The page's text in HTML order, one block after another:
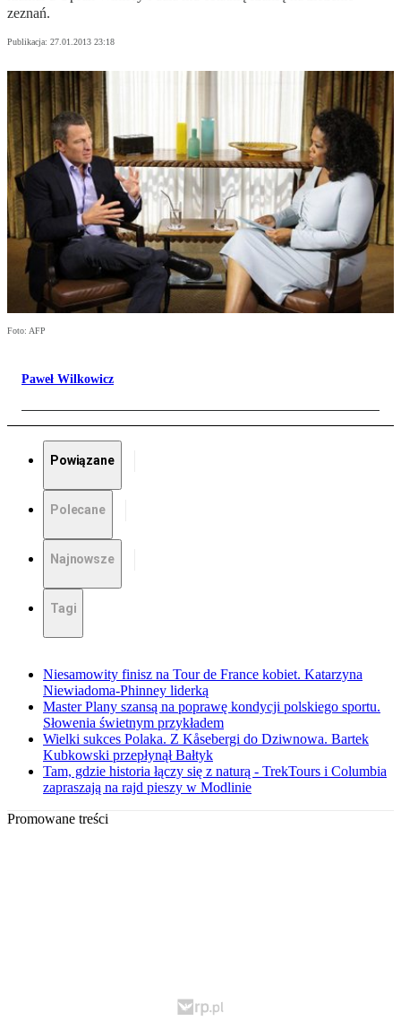
zeznań.
Publikacja: 27.01.2013 23:18
Foto: AFP
Paweł Wilkowicz
Powiązane
Polecane
Najnowsze
Tagi
Niesamowity finisz na Tour de France kobiet. Katarzyna
Niewiadoma-Phinney liderką
Master Plany szansą na poprawę kondycji polskiego sportu.
Słowenia świetnym przykładem
Wielki sukces Polaka. Z Kåsebergi do Dziwnowa. Bartek
Kubkowski przepłynął Bałtyk
Tam, gdzie historia łączy się z naturą - TrekTours i Columbia
zapraszają na rajd pieszy w Modlinie
Promowane treści